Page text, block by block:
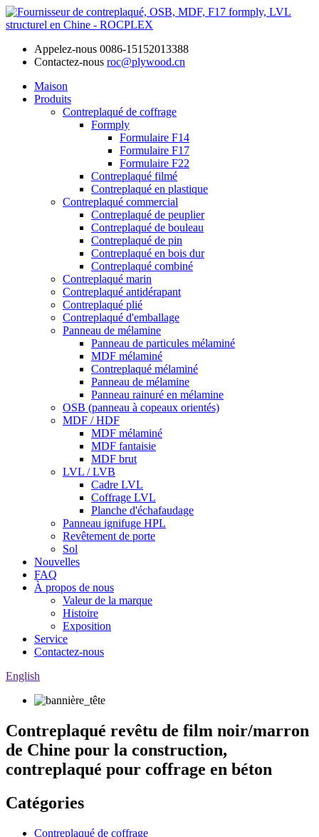
Appelez-nous 0086-15152013388
Contactez-nous roc@plywood.cn
Maison
Produits
Contreplaqué de coffrage
Formply
Formulaire F14
Formulaire F17
Formulaire F22
Contreplaqué filmé
Contreplaqué en plastique
Contreplaqué commercial
Contreplaqué de peuplier
Contreplaqué de bouleau
Contreplaqué de pin
Contreplaqué en bois dur
Contreplaqué combiné
Contreplaqué marin
Contreplaqué antidérapant
Contreplaqué plié
Contreplaqué d'emballage
Panneau de mélamine
Panneau de particules mélaminé
MDF mélaminé
Contreplaqué mélaminé
Panneau de mélamine
Panneau rainuré en mélamine
OSB (panneau à copeaux orientés)
MDF / HDF
MDF mélaminé
MDF fantaisie
MDF brut
LVL / LVB
Cadre LVL
Coffrage LVL
Planche d'échafaudage
Panneau ignifuge HPL
Revêtement de porte
Sol
Nouvelles
FAQ
À propos de nous
Valeur de la marque
Histoire
Exposition
Service
Contactez-nous
English
Contreplaqué revêtu de film noir/marron
de Chine pour la construction,
contreplaqué pour coffrage en béton
Catégories
Contreplaqué de coffrage